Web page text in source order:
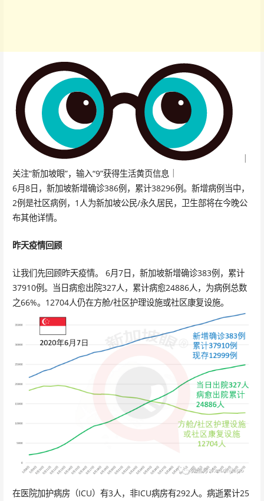
关注“新加坡眼”，输入“9”获得生活黄页信息｜
6月8日，新加坡新增确诊386例，累计38296例。新增病例当中，
2例是社区病例，1人为新加坡公民/永久居民，卫生部将在今晚公
布其他详情。
昨天疫情回顾
让我们先回顾昨天疫情。 6月7日，新加坡新增确诊383例，累计
37910例。当日病愈出院327人，累计病愈24886人，为病例总数
之66%。12704人仍在方舱/社区护理设施或社区康复设施。
在医院加护病房（ICU）有3人，非ICU病房有292人。病逝累计25